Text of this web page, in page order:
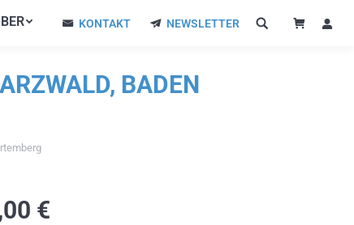
KONTAKT NEWSLETTER
BADEN
€
KONTAKT NEWSLETTER